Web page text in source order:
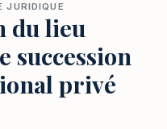
JURIDIQUE
du lieu
succession
privé